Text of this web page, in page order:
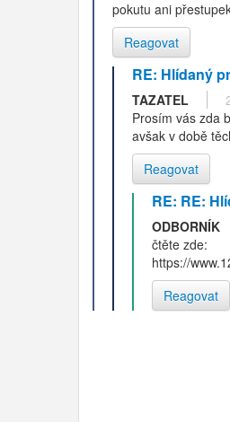
pokutu ani
Reagovat
RE: Hlídaný
TAZATEL
Prosím vás zda
avšak v době
Reagovat
RE: RE:
ODBORNÍK
čtěte zde:
https://
Reagovat